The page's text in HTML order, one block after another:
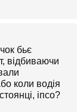
бьє
відбиваючи
коли водія
іпсо?